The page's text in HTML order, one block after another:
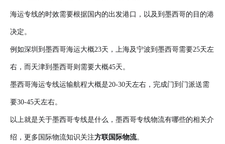
海运专线的时效需要根据国内的出发港口，以及到墨西哥的目的港
决定。
例如深圳到墨西哥海运大概23天，上海及宁波到墨西哥需要25天左
右，而天津到墨西哥则需要大概45天。
墨西哥海运专线运输航程大概是20-30天左右，完成门到门派送需
要30-45天左右。
以上就是关于墨西哥专线是什么，墨西哥专线物流有哪些的相关介
绍，更多国际物流知识关注方联国际物流。